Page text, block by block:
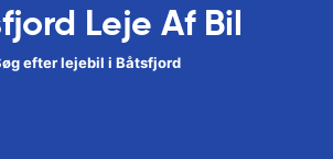
Leje Af Bil
efter lejebil i Båtsfjord